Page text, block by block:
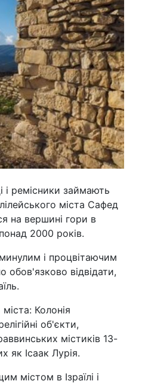
і ремісники займають
міста Сафед
на вершині гори в
понад 2000 років.
і процвітаючим
обов'язково відвідати,
Колонія
об'єкти,
містиків 13-
як Ісаак Лурія.
містом в Ізраїлі і